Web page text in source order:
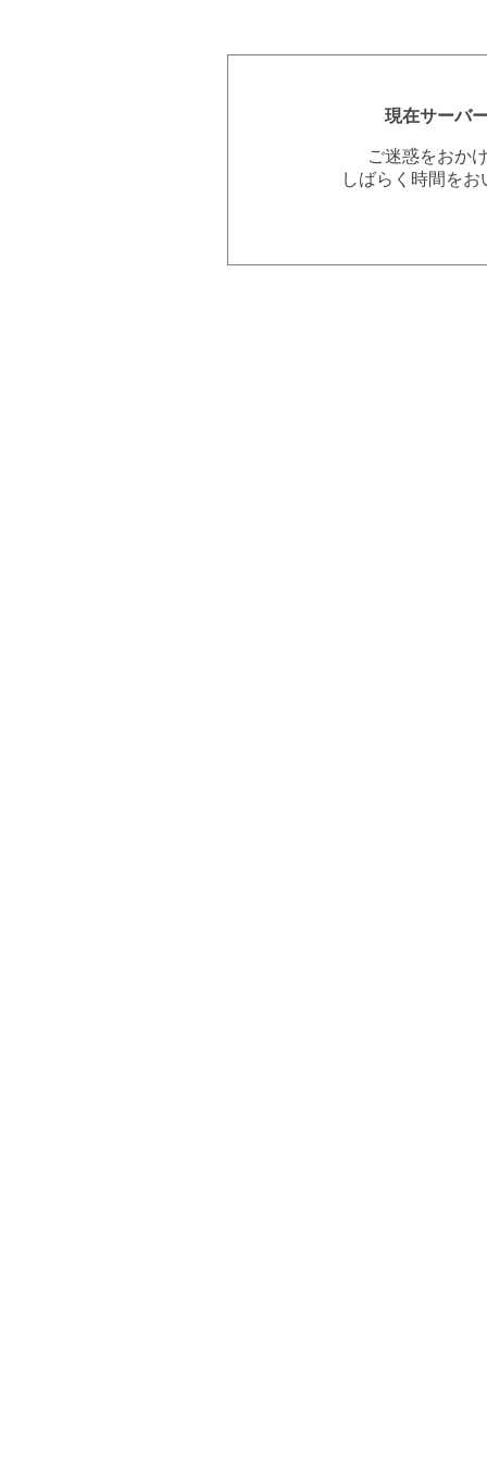
現在サーバ
ご迷惑をおか
しばらく時間を